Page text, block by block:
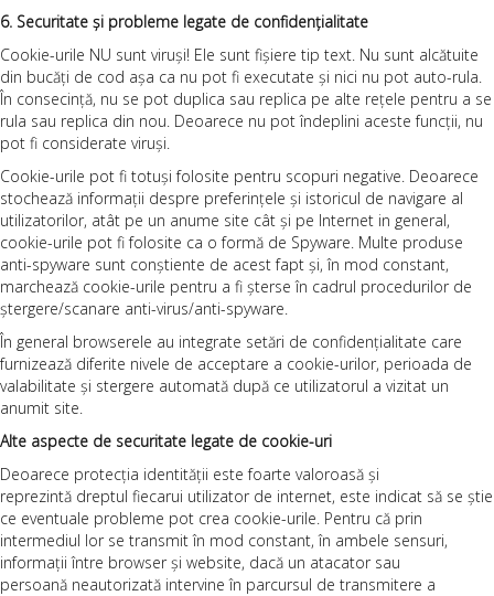
6. Securitate și probleme legate de confidențialitate
Cookie-urile NU sunt viruși! Ele sunt fișiere tip text. Nu sunt alcătuite
din bucăți de cod așa ca nu pot fi executate și nici nu pot auto-rula.
În consecință, nu se pot duplica sau replica pe alte rețele pentru a se
rula sau replica din nou. Deoarece nu pot îndeplini aceste funcții, nu
pot fi considerate viruși.
Cookie-urile pot fi totuși folosite pentru scopuri negative. Deoarece
stochează informații despre preferințele și istoricul de navigare al
utilizatorilor, atât pe un anume site cât și pe Internet in general,
cookie-urile pot fi folosite ca o formă de Spyware. Multe produse
anti-spyware sunt conștiente de acest fapt și, în mod constant,
marchează cookie-urile pentru a fi șterse în cadrul procedurilor de
ștergere/scanare anti-virus/anti-spyware.
În general browserele au integrate setări de confidențialitate care
furnizează diferite nivele de acceptare a cookie-urilor, perioada de
valabilitate și stergere automată după ce utilizatorul a vizitat un
anumit site.
Alte aspecte de securitate legate de cookie-uri
Deoarece protecția identității este foarte valoroasă și
reprezintă dreptul fiecarui utilizator de internet, este indicat să se știe
ce eventuale probleme pot crea cookie-urile. Pentru că prin
intermediul lor se transmit în mod constant, în ambele sensuri,
informații între browser și website, dacă un atacator sau
persoană neautorizată intervine în parcursul de transmitere a